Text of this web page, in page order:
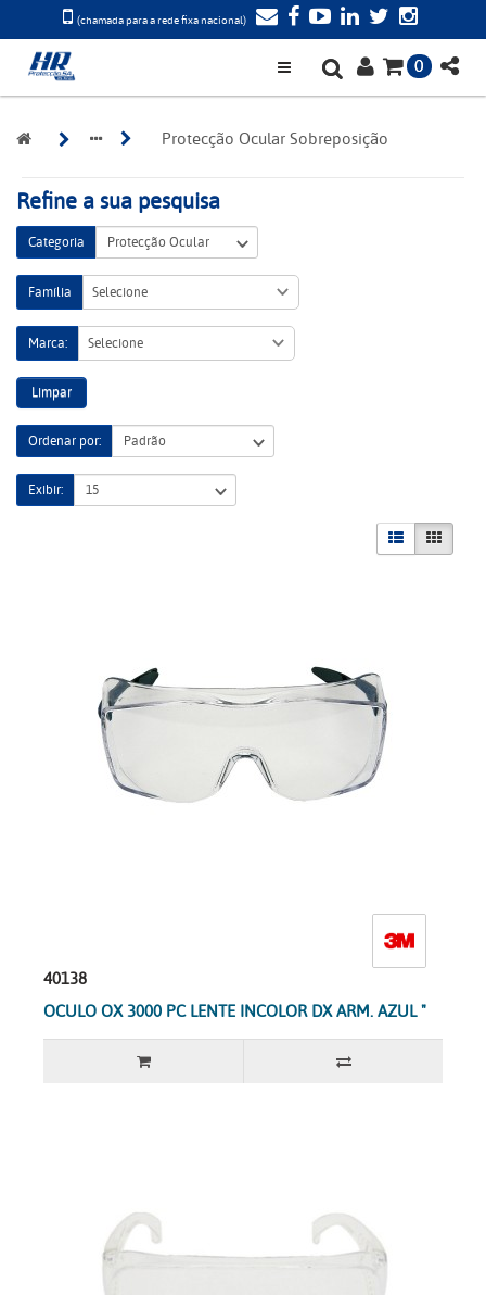
(chamada para a rede fixa nacional)
0
Protecção Ocular Sobreposição
Refine a sua pesquisa
Categoria
Família Selecione
Marca: Selecione
Limpar
Ordenar por:
Exibir:
40138
OCULO OX 3000 PC LENTE INCOLOR DX ARM. AZUL "